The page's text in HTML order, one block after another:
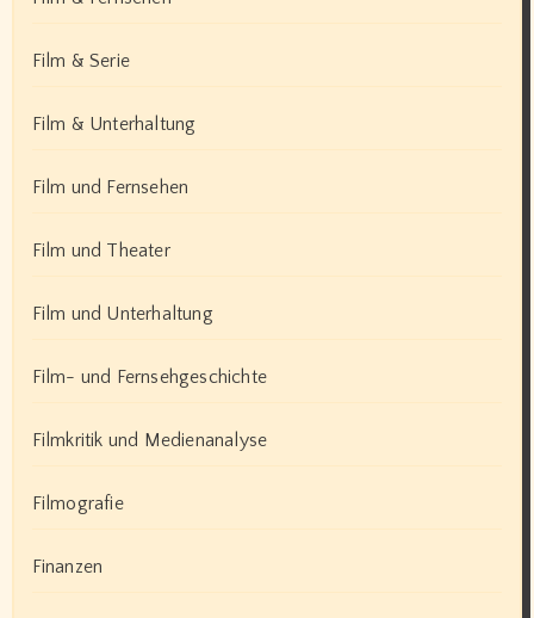
Film & Serie
Film & Unterhaltung
Film und Fernsehen
Film und Theater
Film und Unterhaltung
Film- und Fernsehgeschichte
Filmkritik und Medienanalyse
Filmografie
Finanzen